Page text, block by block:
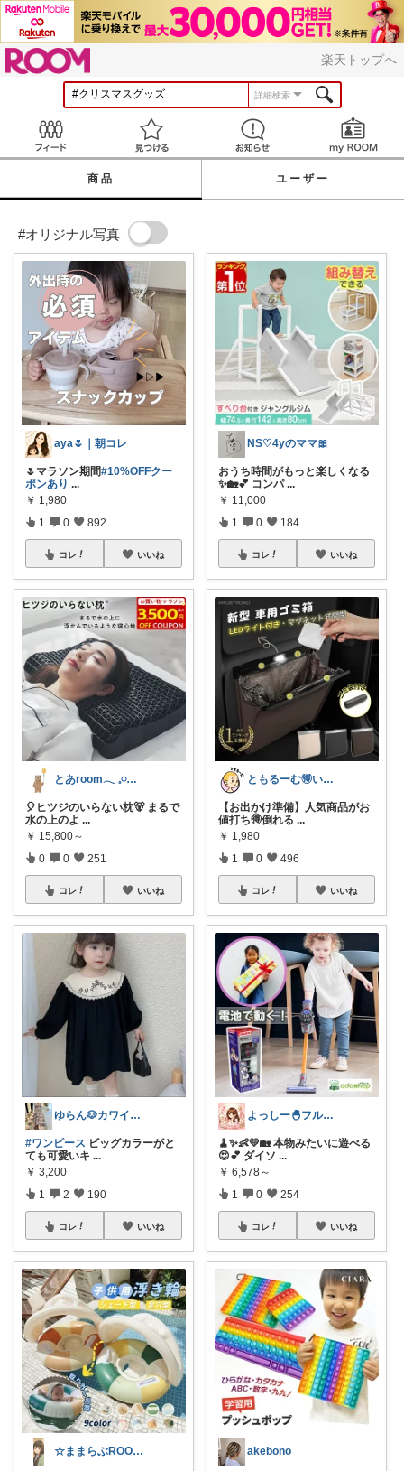
楽天トップへ
詳細検索
見つける お知らせ
商品 ユーザー
#オリジナル写真
aya🌷｜朝コレ
🌷マラソン期間#10%OFFクー
ポンあり ...
￥ 1,980
1 0 892
コレ いいね
とあroom𓂃 𓈒𓏸心地よい衣食住
🎈ヒツジのいらない枕🐻 まるで
水の上のよ ...
￥ 15,800～
0 0 251
コレ いいね
ゆらん🐶カワイイ物コレクター
#ワンピース ビッグカラーがと
ても可愛いキ ...
￥ 3,200
1 2 190
コレ いいね
☆ままらぶROOM🎀🫧初めまして☆
NS♡4yのママ🎀
おうち時間がもっと楽しくなる
✨🏡💕 コンパ ...
￥ 11,000
1 0 184
コレ いいね
ともるーむ🉐いいものみっけ‼️
【お出かけ準備】人気商品がお
値打ち🉐倒れる ...
￥ 1,980
1 0 496
コレ いいね
よっしー🐣フルタイム4児ママ
🧹✨👶💛🏡 本物みたいに遊べる
😍💕 ダイソ ...
￥ 6,578～
1 0 254
コレ いいね
akebono